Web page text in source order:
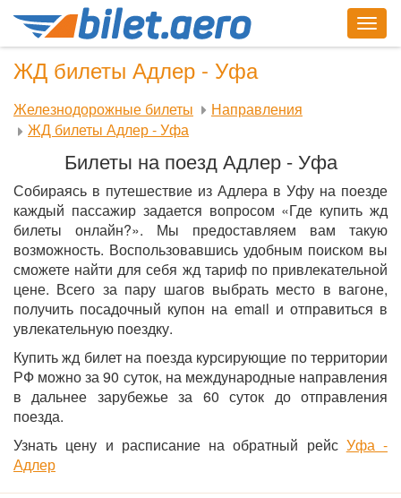
ЖД билеты Адлер - Уфа
Железнодорожные билеты
Направления
ЖД билеты Адлер - Уфа
Билеты на поезд Адлер - Уфа
Собираясь в путешествие из Адлера в Уфу на поезде
каждый пассажир задается вопросом «Где купить жд
билеты онлайн?». Мы предоставляем вам такую
возможность. Воспользовавшись удобным поиском вы
сможете найти для себя жд тариф по привлекательной
цене. Всего за пару шагов выбрать место в вагоне,
получить посадочный купон на email и отправиться в
увлекательную поездку.
Купить жд билет на поезда курсирующие по территории
РФ можно за 90 суток, на международные направления
в дальнее зарубежье за 60 суток до отправления
поезда.
Узнать цену и расписание на обратный рейс Уфа -
Адлер